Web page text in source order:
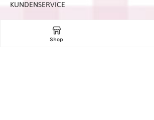
KUNDENSERVICE
Versand & Lieferung
Shop